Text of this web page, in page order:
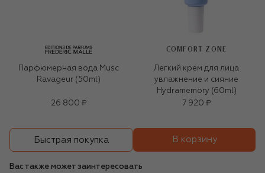
Парфюмерная вода Musc
Ravageur (50ml)
26 800 ₽
COMFORT ZONE
Легкий крем для лица
увлажнение и сияние
Hydramemory (60ml)
7 920 ₽
Быстрая покупка В корзину
Вас также может заинтересовать